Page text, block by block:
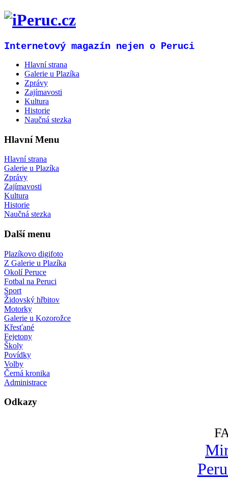
Internetový magazín nejen o Peruci
Hlavní strana
Galerie u Plazíka
Zprávy
Zajímavosti
Kultura
Historie
Naučná stezka
Hlavní Menu
Hlavní strana
Galerie u Plazíka
Zprávy
Zajímavosti
Kultura
Historie
Naučná stezka
Další menu
Plazíkovo digifoto
Z Galerie u Plazíka
Okolí Peruce
Fotbal na Peruci
Sport
Židovský hřbitov
Motorky
Galerie u Kozorožce
Křesťané
Fejetony
Školy
Povídky
Volby
Černá kronika
Administrace
Odkazy